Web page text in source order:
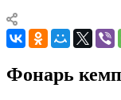
Фонарь